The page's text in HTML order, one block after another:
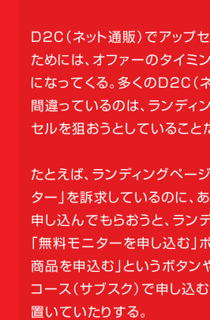
D2C（ネット通販）でアップ
ためには、オファーのタイミ
になってくる。多くのD2C（
間違っているのは、ランディ
セルを狙おうとしていること
たとえば、ランディングペー
ター」を訴求しているのに、
申し込んでもらおうと、ラン
「無料モニターを申し込む」
商品を申込む」というボタン
コース（サブスク）で申し込
置いていたりする。